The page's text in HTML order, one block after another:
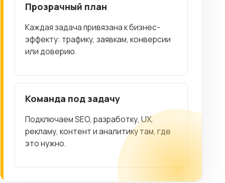
Прозрачный план
Каждая задача привязана к бизнес-
эффекту: трафику, заявкам, конверсии
или доверию.
Команда под задачу
Подключаем SEO, разработку, UX,
рекламу, контент и аналитику там, где
это нужно.